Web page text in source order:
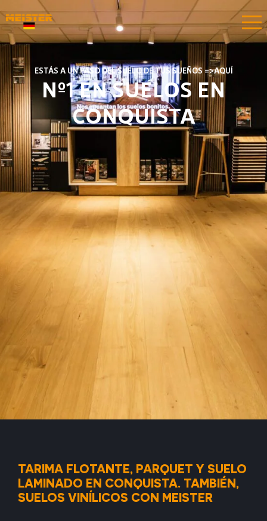
ESTÁS A UN PASO DEL SUELO DE TUS SUEÑOS =>AQUÍ​​
Nº1 EN SUELOS EN
CONQUISTA
TARIMA FLOTANTE, PARQUET Y SUELO
LAMINADO EN CONQUISTA. TAMBIÉN,
SUELOS VINÍLICOS CON MEISTER